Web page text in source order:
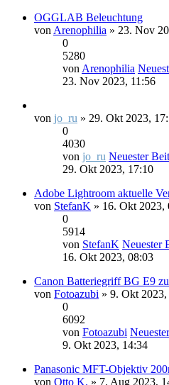
OGGLAB Beleuchtung
von Arenophilia » 23. Nov
0
5280
von Arenophilia
23. Nov 2023, 11:56
von jo_ru » 29. Okt 2023,
0
4030
von jo_ru Neuester
29. Okt 2023, 17:10
Adobe Lightroom aktuelle
von StefanK » 16. Okt 2023,
0
5914
von StefanK Neuester
16. Okt 2023, 08:03
Canon Batteriegriff BG E9
von Fotoazubi » 9. Okt
0
6092
von Fotoazubi
9. Okt 2023, 14:34
Panasonic MFT-Objektiv
von Otto K. » 7. Aug 2023,